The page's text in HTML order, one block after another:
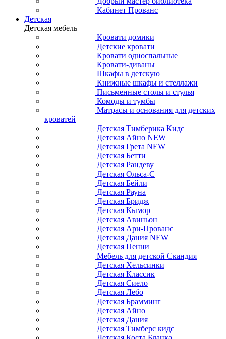
Кабинет Прованс
Детская
Детская мебель
Кровати домики
Детские кровати
Кровати односпальные
Кровати-диваны
Шкафы в детскую
Книжные шкафы и стеллажи
Письменные столы и стулья
Комоды и тумбы
Матрасы и основания для детских
кроватей
Детская Тимберика Кидс
Детская Айно NEW
Детская Грета NEW
Детская Бетти
Детская Рандеву
Детская Ольса-С
Детская Бейли
Детская Рауна
Детская Бридж
Детская Кымор
Детская Авиньон
Детская Ари-Прованс
Детская Дания NEW
Детская Пенни
Мебель для детской Скандия
Детская Хельсинки
Детская Классик
Детская Сиело
Детская Лебо
Детская Брамминг
Детская Айно
Детская Дания
Детская Тимберс кидс